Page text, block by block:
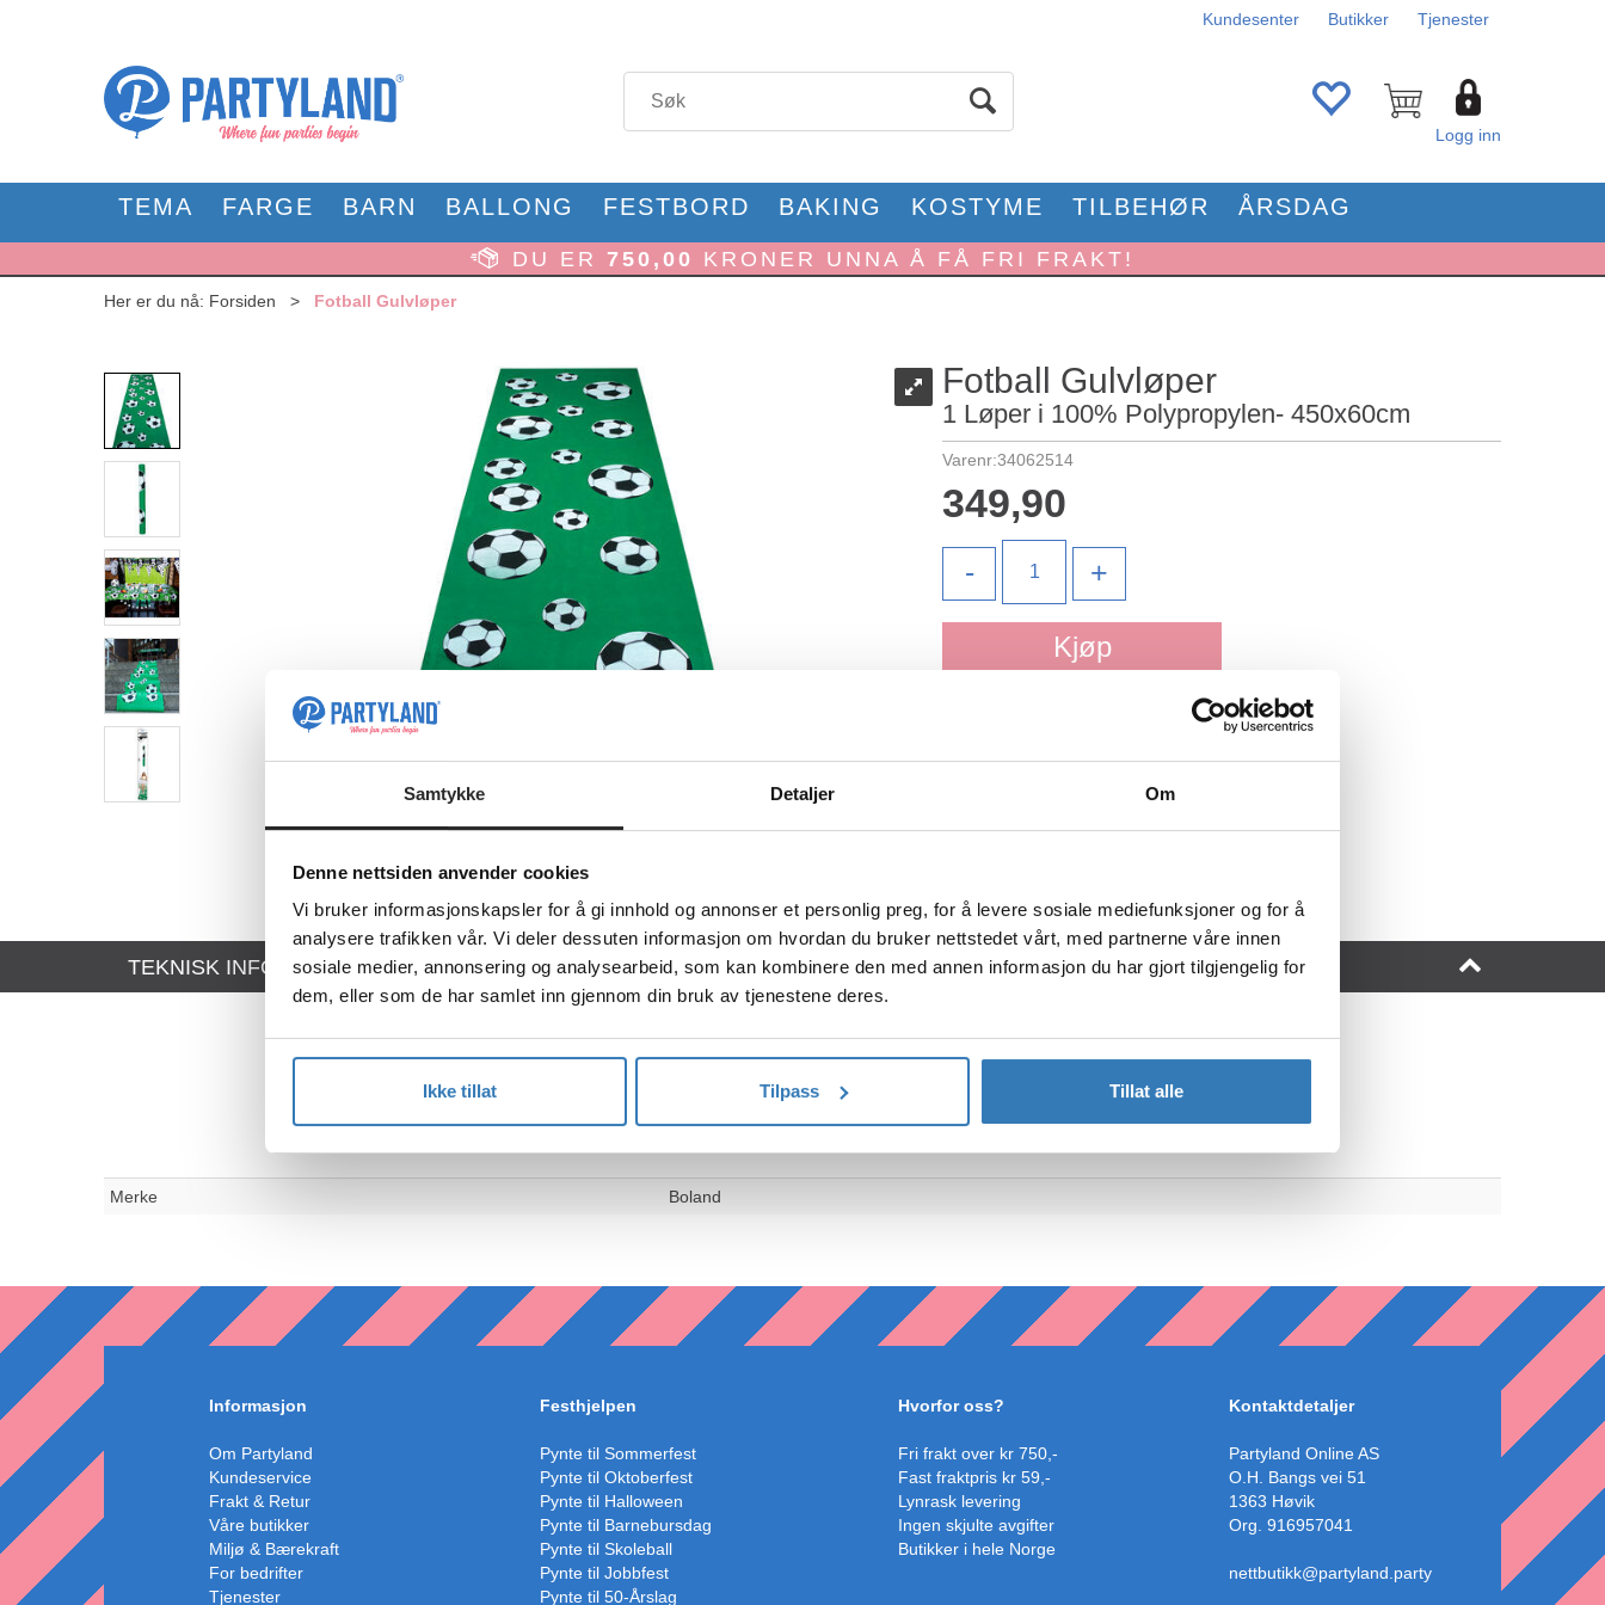
Samtykke Detaljer Om
Denne nettsiden anvender cookies
Vi bruker informasjonskapsler for å gi innhold og annonser et personlig preg, for å levere sosiale mediefunksjoner og for å
analysere trafikken vår. Vi deler dessuten informasjon om hvordan du bruker nettstedet vårt, med partnerne våre innen
sosiale medier, annonsering og analysearbeid, som kan kombinere den med annen informasjon du har gjort tilgjengelig for
dem, eller som de har samlet inn gjennom din bruk av tjenestene deres.
Ikke tillat Tilpass Tillat alle
Kundesenter Butikker Tjenester
Logg inn
TEMA FARGE BARN BALLONG FESTBORD BAKING KOSTYME TILBEHØR ÅRSDAG
DU ER 750,00 KRONER UNNA Å FÅ FRI FRAKT!
Her er du nå: Forsiden > Fotball Gulvløper
Fotball Gulvløper
1 Løper i 100% Polypropylen- 450x60cm
Varenr:34062514
349,90
- +
Kjøp
Legg i ønskeliste
TEKNISK INFO
TEKNISK INFO
Merke Boland
Informasjon
Om Partyland
Kundeservice
Frakt & Retur
Våre butikker
Miljø & Bærekraft
For bedrifter
Tjenester
Festhjelpen
Pynte til Sommerfest
Pynte til Oktoberfest
Pynte til Halloween
Pynte til Barnebursdag
Pynte til Skoleball
Pynte til Jobbfest
Pynte til 50-Årslag
Hvorfor oss?
Fri frakt over kr 750,-
Fast fraktpris kr 59,-
Lynrask levering
Ingen skjulte avgifter
Butikker i hele Norge
Kontaktdetaljer
Partyland Online AS
O.H. Bangs vei 51
1363 Høvik
Org. 916957041
nettbutikk@partyland.party